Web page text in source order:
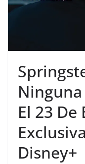
El 23 De
Disney+